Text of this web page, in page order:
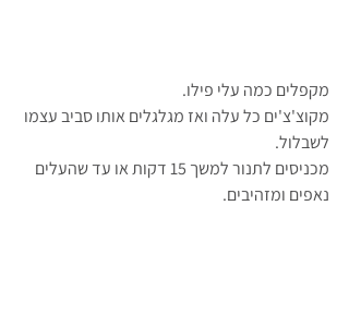
מקפלים כמה עלי פילו.
מקוצ'צ'ים כל עלה ואז מגלגלים אותו סביב עצמו
לשבלול.
מכניסים לתנור למשך 15 דקות או עד שהעלים
נאפים ומזהיבים.